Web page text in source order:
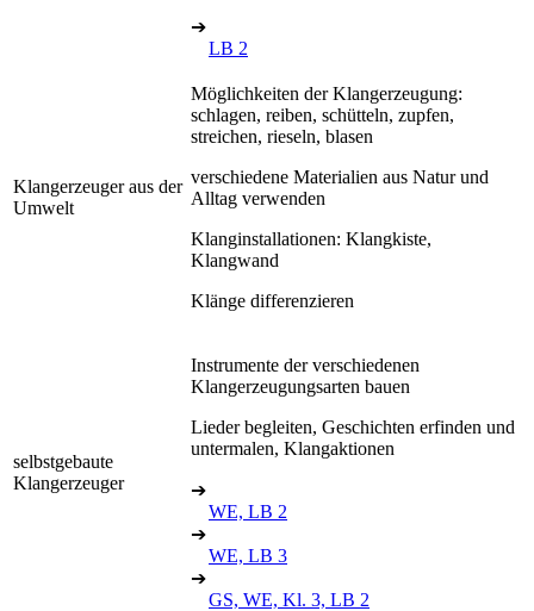
➔
LB 2
Klangerzeuger aus der
Umwelt
Möglichkeiten der Klangerzeugung:
schlagen, reiben, schütteln, zupfen,
streichen, rieseln, blasen
verschiedene Materialien aus Natur und
Alltag verwenden
Klanginstallationen: Klangkiste,
Klangwand
Klänge differenzieren
selbstgebaute
Klangerzeuger
Instrumente der verschiedenen
Klangerzeugungsarten bauen
Lieder begleiten, Geschichten erfinden und
untermalen, Klangaktionen
➔
WE, LB 2
➔
WE, LB 3
➔
GS, WE, Kl. 3, LB 2